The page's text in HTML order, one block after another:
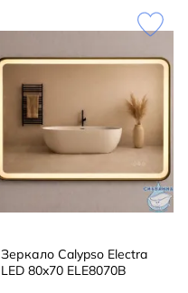
Зеркало Calypso Electra
LED 80x70 ELE8070B